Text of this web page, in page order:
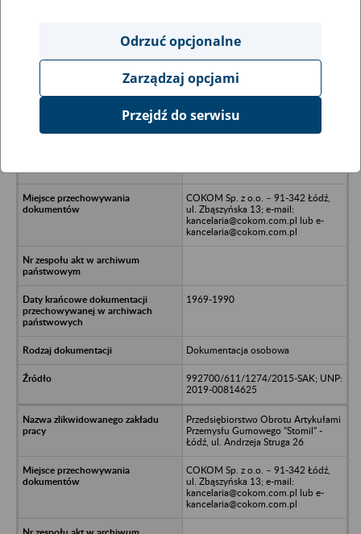
Ukryj wszystkie pozycje bazy
Zakład Doświadczalny Wyrobów
COKOM Sp. z o.o. – 91-342 Łódź,
ul. Zbąszyńska 13; e-mail:
kancelaria@cokom.com.pl lub e-
kancelaria@cokom.com.pl
1969-1990
Dokumentacja osobowa
992700/611/1274/2015-SAK; UNP:
2019-00814625
Przedsiębiorstwo Obrotu Artykułami
Przemysłu Gumowego "Stomil" -
Łódź, ul. Andrzeja Struga 26
COKOM Sp. z o.o. – 91-342 Łódź,
ul. Zbąszyńska 13; e-mail:
kancelaria@cokom.com.pl lub e-
kancelaria@cokom.com.pl
Odrzuć opcjonalne
Zarządzaj opcjami
Przejdź do serwisu